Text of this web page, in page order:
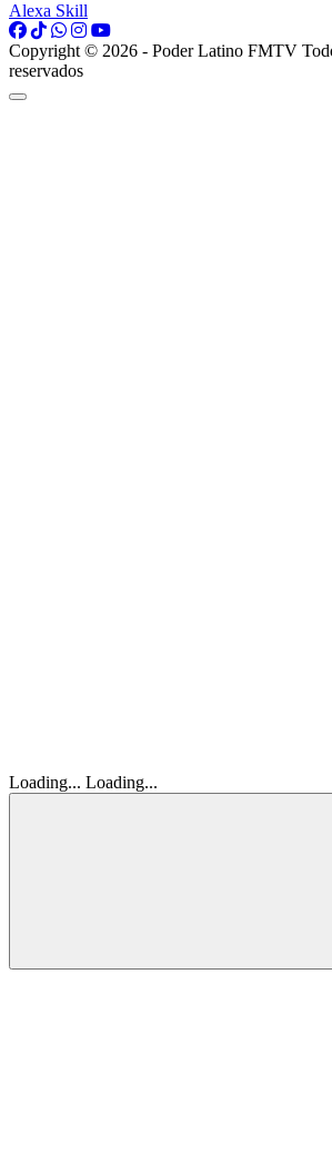
Alexa Skill
Copyright © 2026 - Poder Latino FMTV
reservados
Loading... Loading...